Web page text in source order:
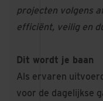
projecten volgens
efficiënt, veilig en
Dit wordt je baan
Als ervaren
voor de dagelijkse